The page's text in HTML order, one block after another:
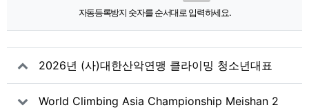
자동등록방지 숫자를 순서대로 입력하세요.
2026년 (사)대한산악연맹 클라이밍 청소년대표
및 꿈나무선수 선발기준 공고
World Climbing Asia Championship Meishan 2